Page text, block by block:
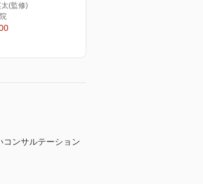
(監修)
コンサルテーション